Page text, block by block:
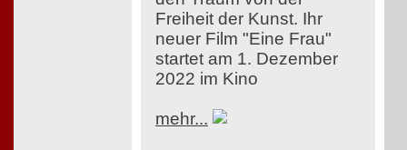
Freiheit der Kunst. Ihr
neuer Film "Eine Frau"
startet am 1. Dezember
2022 im Kino
mehr...